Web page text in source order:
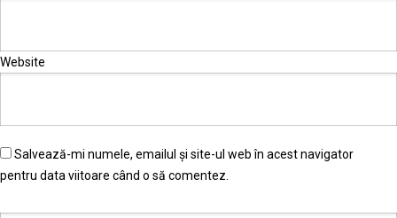
Website
Salvează-mi numele, emailul și site-ul web în acest navigator
pentru data viitoare când o să comentez.